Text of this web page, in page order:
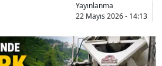
Yayınlanma
22 Mayıs 2026 - 14:13